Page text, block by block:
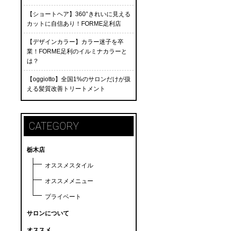
【ショートヘア】360°きれいに見える
カットに自信あり！FORME足利店
【デザインカラー】カラー迷子を卒
業！FORME足利のイルミナカラーと
は？
【oggiotto】全国1%のサロンだけが扱
える髪質改善トリートメント
CATEGORY
栃木店
オススメスタイル
オススメメニュー
プライベート
サロンについて